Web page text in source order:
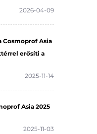
2026-04-09
Cosmoprof Asia
erősíti a
2025-11-14
Asia 2025
2025-11-03